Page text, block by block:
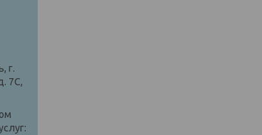
г.
7С,